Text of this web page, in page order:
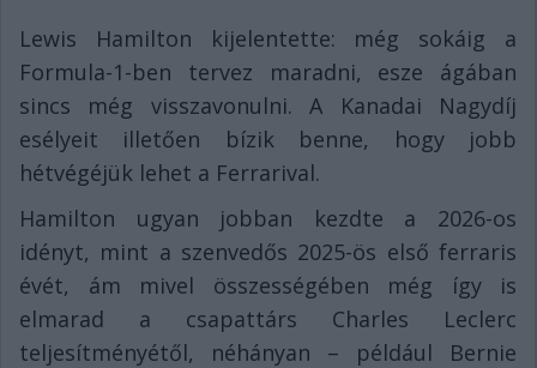
Lewis Hamilton kijelentette: még sokáig a
Formula-1-ben tervez maradni, esze ágában
sincs még visszavonulni. A Kanadai Nagydíj
esélyeit illetően bízik benne, hogy jobb
hétvégéjük lehet a Ferrarival.
Hamilton ugyan jobban kezdte a 2026-os
idényt, mint a szenvedős 2025-ös első ferraris
évét, ám mivel összességében még így is
elmarad a csapattárs Charles Leclerc
teljesítményétől, néhányan – például Bernie